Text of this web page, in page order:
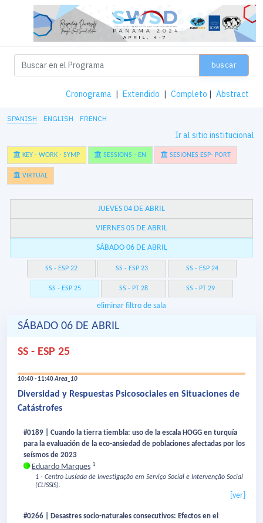
buscar
Cronograma | Extendido | Completo | Abstract
SPANISH ENGLISH FRENCH
Ir al sitio institucional
KEY - WORK - SYMP SESSIONS - EN SESIONES ESP- PORT
VIRTUAL
JUEVES 04 DE ABRIL
VIERNES 05 DE ABRIL
SÁBADO 06 DE ABRIL
SS - ESP 22 SS - ESP 23 SS - ESP 24
SS - ESP 25 SS - PT 28 SS - PT 29
eliminar filtro de sala
SÁBADO 06 DE ABRIL
SS - ESP 25
10:40 - 11:40Area_10
Diversidad y Respuestas Psicosociales en Situaciones de
Catástrofes
#0189 | Cuando la tierra tiembla: uso de la escala HOGG en turquía
para la evaluación de la eco-ansiedad de poblaciones afectadas por los
seísmos de 2023
Eduardo Marques 1
1 - Centro Lusíada de Investigação em Serviço Social e Intervenção Social
(CLISSIS).
[ver]
#0266 | Desastres socio-naturales consecutivos: Efectos en el